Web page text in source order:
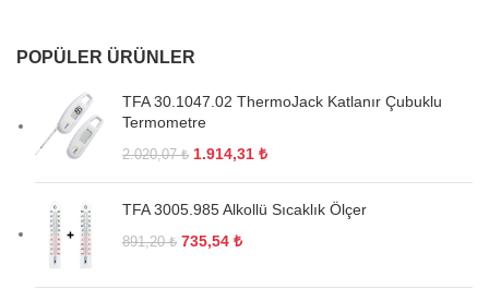
POPÜLER ÜRÜNLER
TFA 30.1047.02 ThermoJack Katlanır Çubuklu
Termometre
2.020,07₺ 1.914,31 ₺
TFA 3005.985 Alkollü Sıcaklık Ölçer
891,20₺ 735,54 ₺